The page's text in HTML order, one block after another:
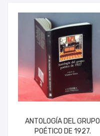
ANTOLOGÍA DEL GRUPO
POÉTICO DE 1927.